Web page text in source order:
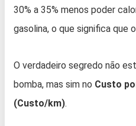
30% a 35% menos poder
gasolina, o que significa que
O verdadeiro segredo não
bomba, mas sim no Custo
(Custo/km).